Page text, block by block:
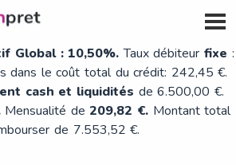
€ au taux maximum
Global : 10,50%. Taux débiteurfixe :
dans le coût total du crédit: 242,45 €.
cash et liquidités de 6.500,00 €.
Mensualité de209,82 €. Montant total
de 7.553,52 €.